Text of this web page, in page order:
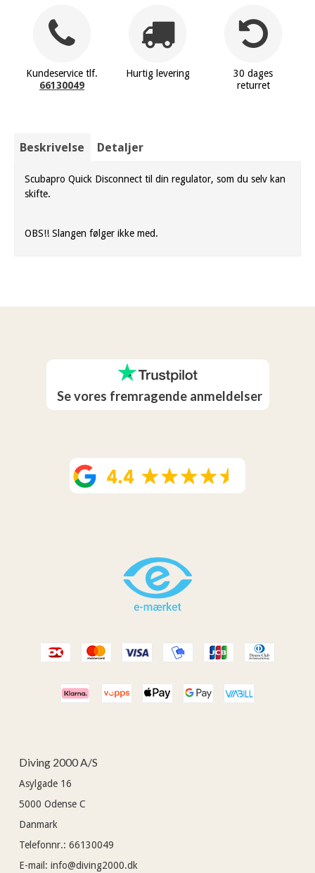
Kundeservice tlf.
66130049
Hurtig levering
30 dages
returret
Beskrivelse Detaljer
Scubapro Quick Disconnect til din regulator, som du selv kan
skifte.
OBS!! Slangen følger ikke med.
Se vores fremragende anmeldelser
Diving 2000 A/S
Asylgade 16
5000 Odense C
Danmark
Telefonnr.: 66130049
E-mail : info@diving2000.dk